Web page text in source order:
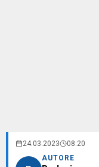
24.03.2023 08:20
AUTORE